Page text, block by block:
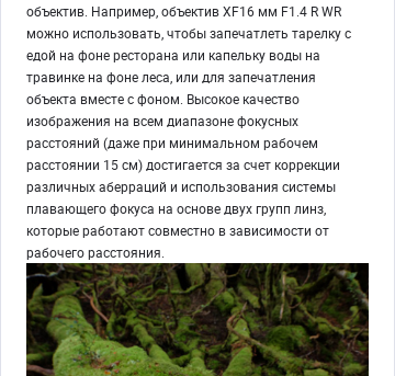
объектив. Например, объектив XF16 мм F1.4 R WR
можно использовать, чтобы запечатлеть тарелку с
едой на фоне ресторана или капельку воды на
травинке на фоне леса, или для запечатления
объекта вместе с фоном. Высокое качество
изображения на всем диапазоне фокусных
расстояний (даже при минимальном рабочем
расстоянии 15 см) достигается за счет коррекции
различных аберраций и использования системы
плавающего фокуса на основе двух групп линз,
которые работают совместно в зависимости от
рабочего расстояния.